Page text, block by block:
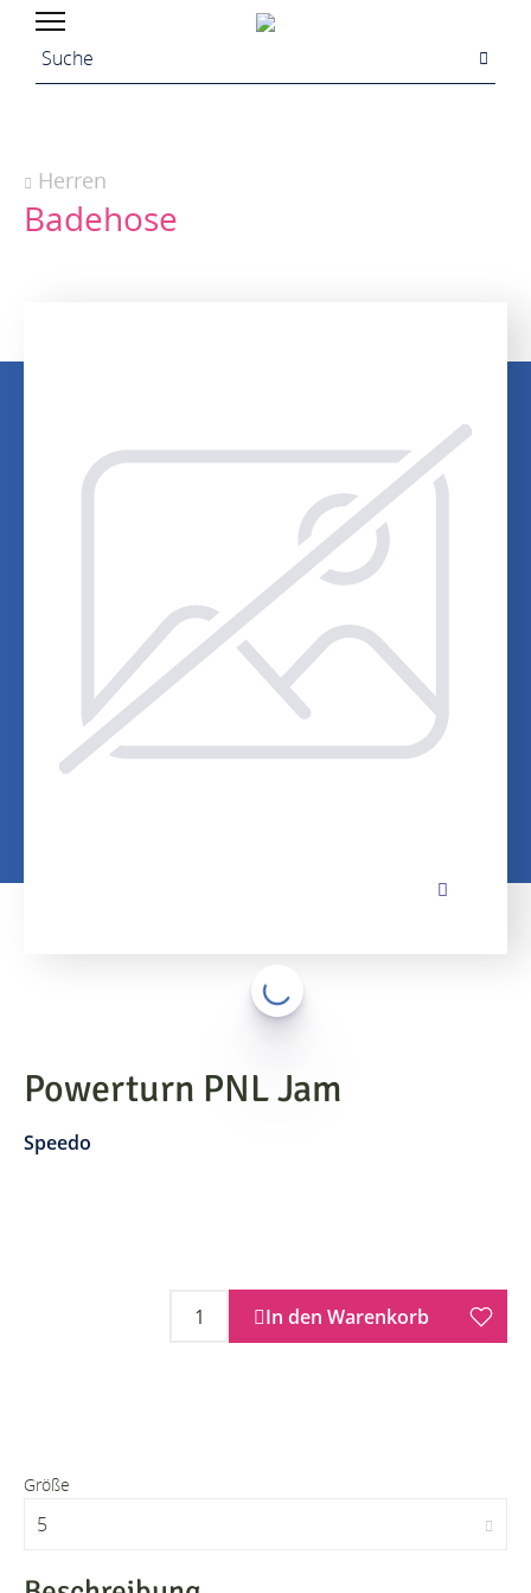
Herren
Badehose
Powerturn PNL Jam
Speedo
In den Warenkorb
Größe
5